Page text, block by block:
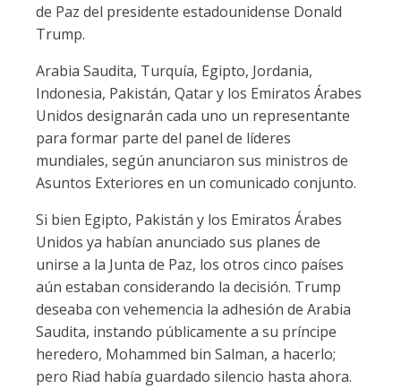
de Paz del presidente estadounidense Donald
Trump.
Arabia Saudita, Turquía, Egipto, Jordania,
Indonesia, Pakistán, Qatar y los Emiratos Árabes
Unidos designarán cada uno un representante
para formar parte del panel de líderes
mundiales, según anunciaron sus ministros de
Asuntos Exteriores en un comunicado conjunto.
Si bien Egipto, Pakistán y los Emiratos Árabes
Unidos ya habían anunciado sus planes de
unirse a la Junta de Paz, los otros cinco países
aún estaban considerando la decisión. Trump
deseaba con vehemencia la adhesión de Arabia
Saudita, instando públicamente a su príncipe
heredero, Mohammed bin Salman, a hacerlo;
pero Riad había guardado silencio hasta ahora.